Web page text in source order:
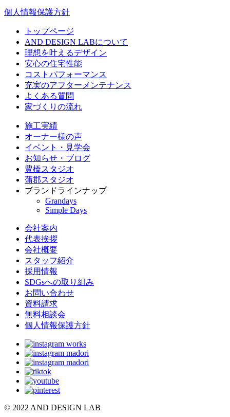
個人情報保護方針
トップページ
AND DESIGN LABについて
理想を叶えるデザイン
安心の住宅性能
コストパフォーマンス
充実のアフターメンテナンス
よくある質問
家づくりの流れ
施工実績
オーナー様の声
イベント・見学会
お知らせ・ブログ
豊橋スタジオ
蒲郡スタジオ
ブランドラインナップ
Grandays
Simple Days
会社案内
代表挨拶
会社概要
スタッフ紹介
採用情報
SDGsへの取り組み
お問い合わせ
資料請求
無料相談会
個人情報保護方針
© 2022 AND DESIGN LAB